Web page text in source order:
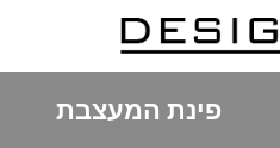
פינת המעצבת